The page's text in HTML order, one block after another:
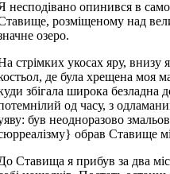
несподівано опинився в
розміщеному над
озеро.
стрімких укосах яру, внизу
де була хрещена моя
збігала широка безладна
од часу, з
був неодноразово
обрав Ставище
Ставища я прибув за два